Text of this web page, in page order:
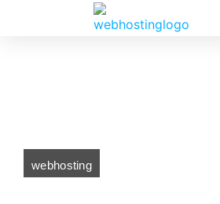
webhosting